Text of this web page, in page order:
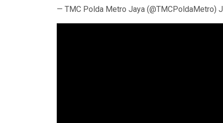
— TMC Polda Metro Jaya (@TMCPoldaMetro)